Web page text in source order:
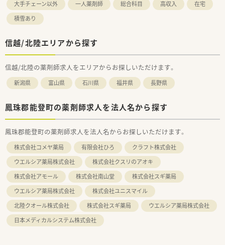
大手チェーン以外
一人薬剤師 総合科目 高収入
在宅
積雪あり
信越/北陸エリアから探す
信越/北陸の薬剤師求人をエリアからお探しいただけます。
新潟県 富山県 石川県 福井県 長野県
鳳珠郡能登町の薬剤師求人を法人名から探す
鳳珠郡能登町の薬剤師求人を法人名からお探しいただけます。
株式会社コメヤ薬局 有限会社ひろ
クラフト株式会社
ウエルシア薬局株式会社
株式会社クスリのアオキ
株式会社アモール
株式会社南山堂
株式会社スギ薬局
ウエルシア薬局株式会社
株式会社ユニスマイル
北陸クオール株式会社
株式会社スギ薬局
ウエルシア薬局株式会社
日本メディカルシステム株式会社